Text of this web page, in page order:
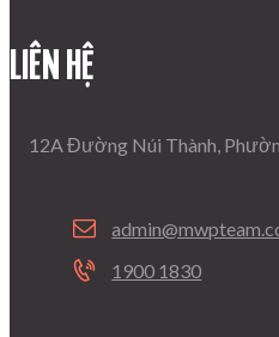
LIÊN HỆ
12A Đường Núi Thành,
1900 1830